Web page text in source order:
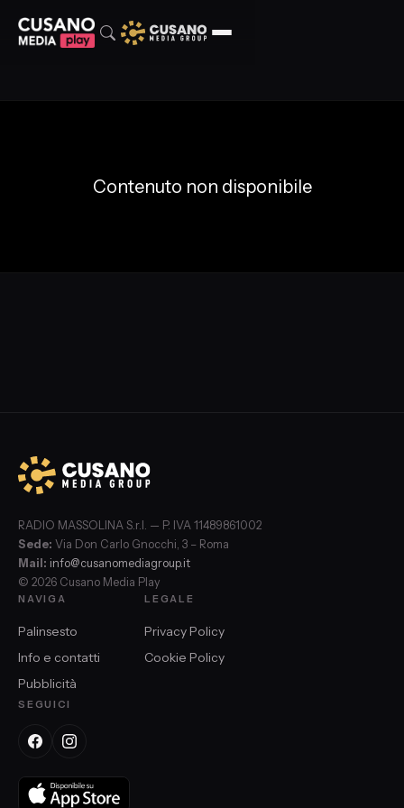
Contenuto non disponibile
RADIO MASSOLINA S.r.l. — P. IVA 11489861002
Sede: Via Don Carlo Gnocchi, 3 – Roma
Mail: info@cusanomediagroup.it
© 2026 Cusano Media Play
NAVIGA
Palinsesto
Info e contatti
Pubblicità
LEGALE
Privacy Policy
Cookie Policy
SEGUICI